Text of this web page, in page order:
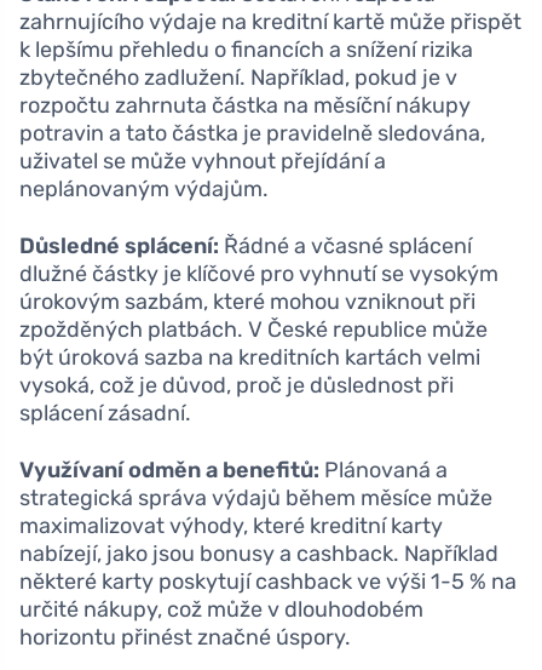
zahrnujícího výdaje na kreditní kartě může přispět
k lepšímu přehledu o financích a snížení rizika
zbytečného zadlužení. Například, pokud je v
rozpočtu zahrnuta částka na měsíční nákupy
potravin a tato částka je pravidelně sledována,
uživatel se může vyhnout přejídání a
neplánovaným výdajům.
Důsledné splácení: Řádné a včasné splácení
dlužné částky je klíčové pro vyhnutí se vysokým
úrokovým sazbám, které mohou vzniknout při
zpožděných platbách. V České republice může
být úroková sazba na kreditních kartách velmi
vysoká, což je důvod, proč je důslednost při
splácení zásadní.
Využívaní odměn a benefitů: Plánovaná a
strategická správa výdajů během měsíce může
maximalizovat výhody, které kreditní karty
nabízejí, jako jsou bonusy a cashback. Například
některé karty poskytují cashback ve výši 1-5 % na
určité nákupy, což může v dlouhodobém
horizontu přinést značné úspory.